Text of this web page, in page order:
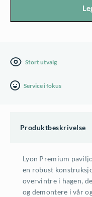
Stort utvalg
Service i fokus
Produktbeskrivelse
Lyon Premium
en robust
overvintre i hagen,
og demontere i vår